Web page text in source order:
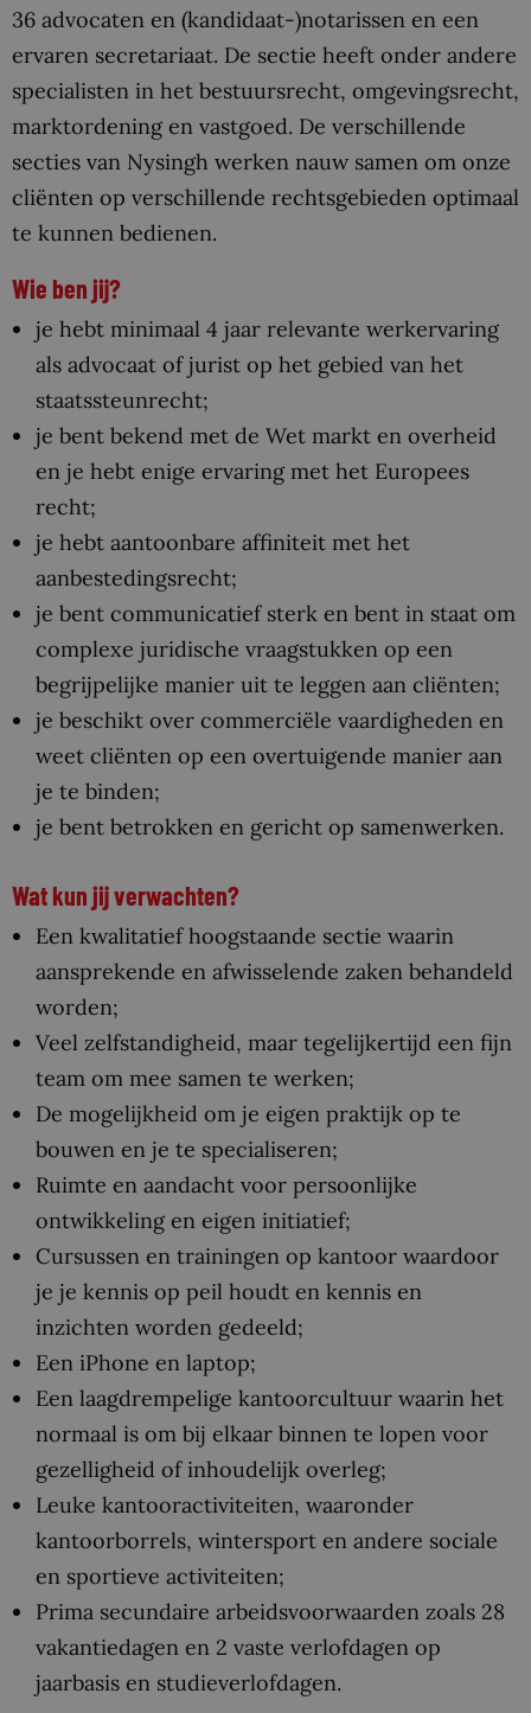
36 advocaten en (kandidaat-)notarissen en een
ervaren secretariaat. De sectie heeft onder andere
specialisten in het bestuursrecht, omgevingsrecht,
marktordening en vastgoed. De verschillende
secties van Nysingh werken nauw samen om onze
cliënten op verschillende rechtsgebieden optimaal
te kunnen bedienen.
Wie ben jij?
je hebt minimaal 4 jaar relevante werkervaring
als advocaat of jurist op het gebied van het
staatssteunrecht;
je bent bekend met de Wet markt en overheid
en je hebt enige ervaring met het Europees
recht;
je hebt aantoonbare affiniteit met het
aanbestedingsrecht;
je bent communicatief sterk en bent in staat om
complexe juridische vraagstukken op een
begrijpelijke manier uit te leggen aan cliënten;
je beschikt over commerciële vaardigheden en
weet cliënten op een overtuigende manier aan
je te binden;
je bent betrokken en gericht op samenwerken.
Wat kun jij verwachten?
Een kwalitatief hoogstaande sectie waarin
aansprekende en afwisselende zaken behandeld
worden;
Veel zelfstandigheid, maar tegelijkertijd een fijn
team om mee samen te werken;
De mogelijkheid om je eigen praktijk op te
bouwen en je te specialiseren;
Ruimte en aandacht voor persoonlijke
ontwikkeling en eigen initiatief;
Cursussen en trainingen op kantoor waardoor
je je kennis op peil houdt en kennis en
inzichten worden gedeeld;
Een iPhone en laptop;
Een laagdrempelige kantoorcultuur waarin het
normaal is om bij elkaar binnen te lopen voor
gezelligheid of inhoudelijk overleg;
Leuke kantooractiviteiten, waaronder
kantoorborrels, wintersport en andere sociale
en sportieve activiteiten;
Prima secundaire arbeidsvoorwaarden zoals 28
vakantiedagen en 2 vaste verlofdagen op
jaarbasis en studieverlofdagen.